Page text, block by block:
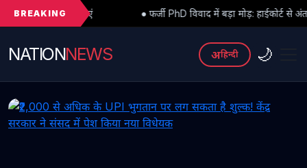
BREAKING● फर्जी PhD विवाद में बड़ा मोड़: हाईकोर्ट से अंतरिम राहत के बाद 3
NATIONNEWS अहिन्दी 🌙